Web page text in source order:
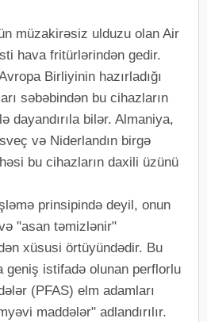
müzakirəsiz ulduzu olan Air
hava fritürlərindən gedir.
Birliyinin hazırladığı
səbəbindən bu cihazların
dayandırıla bilər. Almaniya,
və Niderlandın birgə
bu cihazların daxili üzünü
prinsipində deyil, onun
"asan təmizlənir"
xüsusi örtüyündədir. Bu
geniş istifadə olunan perflorlu
(PFAS) elm adamları
maddələr" adlandırılır.